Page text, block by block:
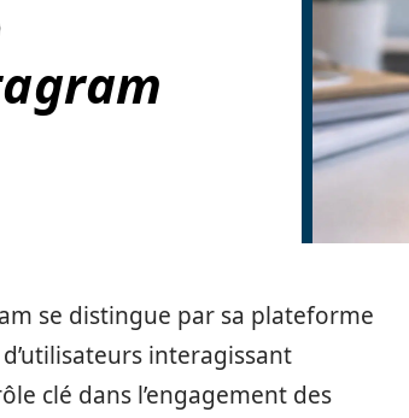
se distingue par sa plateforme
interagissant
clé dans l’engagement des